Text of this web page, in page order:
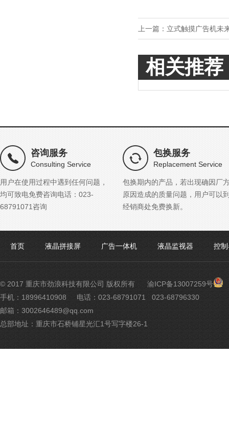
上一篇： 立式触摸广告机未
相关推荐
咨询服务
Consulting Service
用户在使用过程中遇到任何问题，
均可致电免费咨询电话：023-
68791071咨询
包换服务
Replacement Service
包换期内的产品，若出现确因厂
原因造成的质量问题，用户可以
经销商处免费换新。
首页 液晶拼接屏 广告一体机 液晶监视器 控
© 2017 重庆市劲浪科技有限公司 版权所有 渝ICP备13007259号 渝
手机：18996410908
电话：023-68791071 023-68796330
邮箱：3002646489@qq.com
总部地址：重庆市石桥铺星光汇1号写字楼26-1